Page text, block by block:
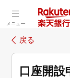
メニュー
戻る
口座開